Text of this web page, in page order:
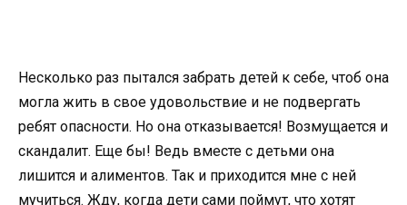
Несколько раз пытался забрать детей к себе, чтоб она
могла жить в свое удовольствие и не подвергать
ребят опасности. Но она отказывается! Возмущается и
скандалит. Еще бы! Ведь вместе с детьми она
лишится и алиментов. Так и приходится мне с ней
мучиться. Жду, когда дети сами поймут, что хотят